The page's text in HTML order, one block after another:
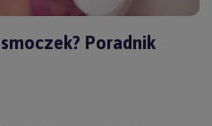
Poradnik